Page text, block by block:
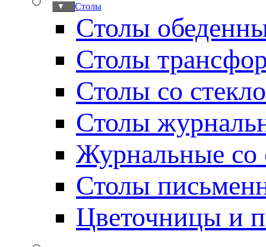
Столы
▼
Столы
Столы
Столы со
Столы
Журнальные со
Столы
Цветочницы и